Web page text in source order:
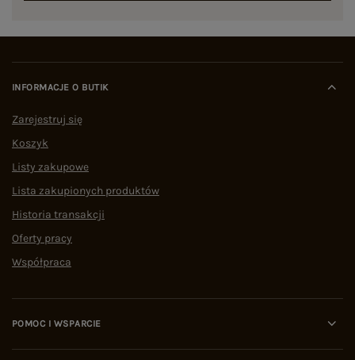
INFORMACJE O BUTIK
Zarejestruj się
Koszyk
Listy zakupowe
Lista zakupionych produktów
Historia transakcji
Oferty pracy
Współpraca
POMOC I WSPARCIE